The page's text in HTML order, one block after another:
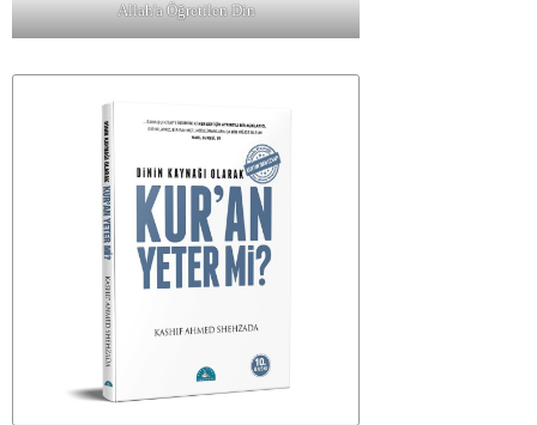
Allah'a Öğretilen Din